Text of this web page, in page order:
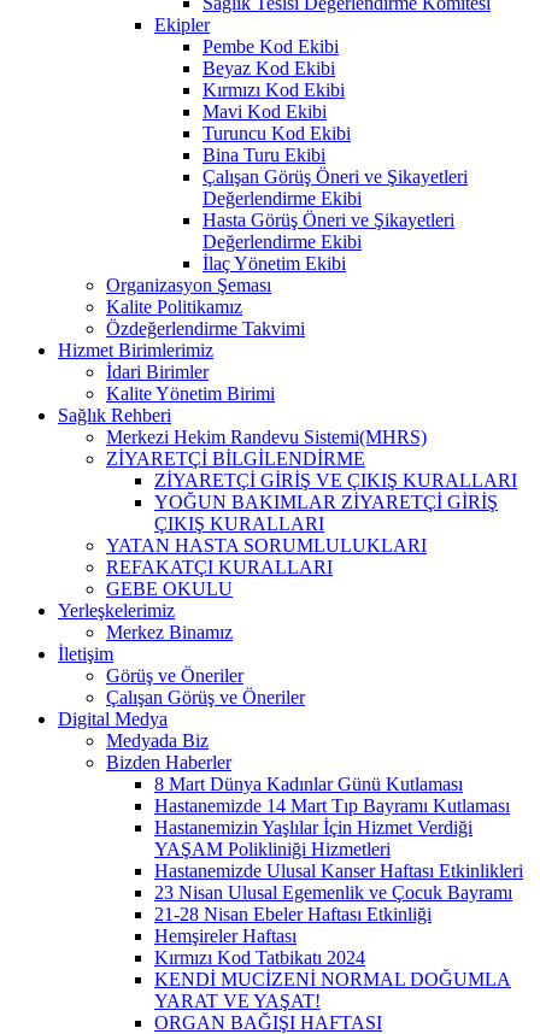
Ekipler
Pembe Kod Ekibi
Beyaz Kod Ekibi
Kırmızı Kod Ekibi
Mavi Kod Ekibi
Turuncu Kod Ekibi
Bina Turu Ekibi
Çalışan Görüş Öneri ve Şikayetleri
Değerlendirme Ekibi
Hasta Görüş Öneri ve Şikayetleri
Değerlendirme Ekibi
İlaç Yönetim Ekibi
Organizasyon Şeması
Kalite Politikamız
Özdeğerlendirme Takvimi
Hizmet Birimlerimiz
İdari Birimler
Kalite Yönetim Birimi
Sağlık Rehberi
Merkezi Hekim Randevu Sistemi(MHRS)
ZİYARETÇİ BİLGİLENDİRME
ZİYARETÇİ GİRİŞ VE ÇIKIŞ KURALLARI
YOĞUN BAKIMLAR ZİYARETÇİ GİRİŞ
ÇIKIŞ KURALLARI
YATAN HASTA SORUMLULUKLARI
REFAKATÇI KURALLARI
GEBE OKULU
Yerleşkelerimiz
Merkez Binamız
İletişim
Görüş ve Öneriler
Çalışan Görüş ve Öneriler
Digital Medya
Medyada Biz
Bizden Haberler
8 Mart Dünya Kadınlar Günü Kutlaması
Hastanemizde 14 Mart Tıp Bayramı Kutlaması
Hastanemizin Yaşlılar İçin Hizmet Verdiği
YAŞAM Polikliniği Hizmetleri
Hastanemizde Ulusal Kanser Haftası Etkinlikleri
23 Nisan Ulusal Egemenlik ve Çocuk Bayramı
21-28 Nisan Ebeler Haftası Etkinliği
Hemşireler Haftası
Kırmızı Kod Tatbikatı 2024
KENDİ MUCİZENİ NORMAL DOĞUMLA
YARAT VE YAŞAT!
ORGAN BAĞIŞI HAFTASI